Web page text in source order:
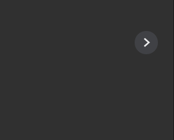
Next